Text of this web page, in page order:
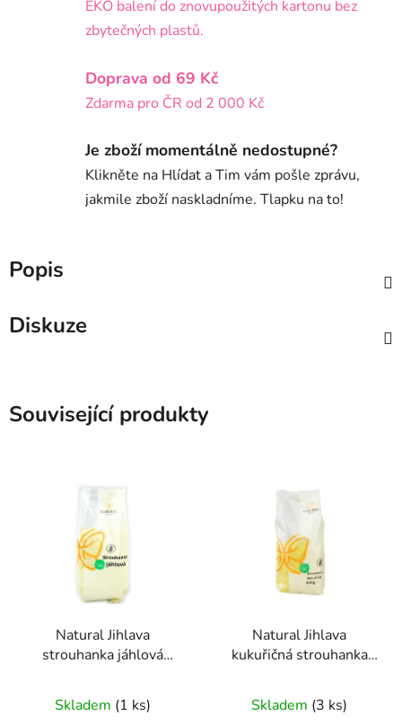
EKO balení do znovupoužitých kartonu bez
zbytečných plastů.
Doprava od 69 Kč
Zdarma pro ČR od 2 000 Kč
Je zboží momentálně nedostupné?
Klikněte na Hlídat a Tim vám pošle zprávu,
jakmile zboží naskladníme. Tlapku na to!
Popis
Diskuze
Související produkty
Natural Jihlava
strouhanka jáhlová
hodnocení
Skladem (1 ks)
Natural Jihlava
kukuřičná strouhanka
hodnocení
Skladem (3 ks)